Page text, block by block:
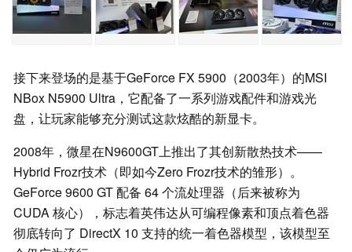
接下来登场的是基于GeForce FX 5900（2003年）的MSI
NBox N5900 Ultra，它配备了一系列游戏配件和游戏光
盘，让玩家能够充分测试这款炫酷的新显卡。
2008年，微星在N9600GT上推出了其创新散热技术——
Hybrid Frozr技术（即如今Zero Frozr技术的雏形）。
GeForce 9600 GT 配备 64 个流处理器（后来被称为
CUDA 核心），标志着英伟达从可编程像素和顶点着色器
彻底转向了 DirectX 10 支持的统一着色器模型，该模型至